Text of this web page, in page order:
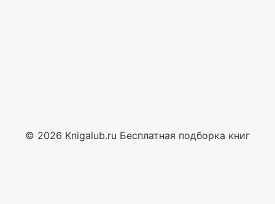
© 2026 Knigalub.ru Бесплатная подборка книг